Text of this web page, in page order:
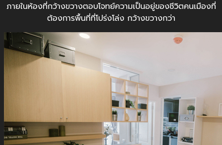
ภายในห้องที่กว้างขวางตอบโจทย์ความเป็นอยู่ของชีวิตคนเมืองที่
ต้องการพื้นที่ที่โปร่งโล่ง กว้างขวางกว่า